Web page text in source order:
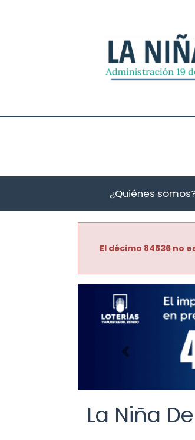
¿Quiénes
El décimo 84536 no
Imagen anterior
La Niña